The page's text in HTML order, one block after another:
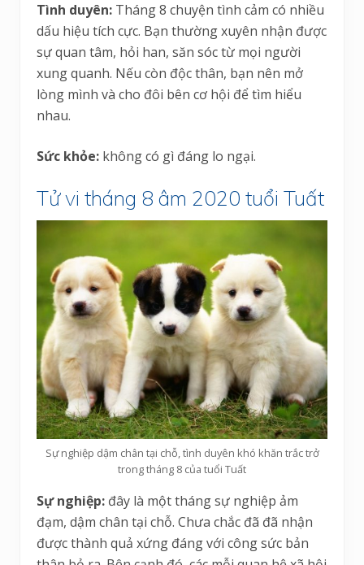
Tình duyên: Tháng 8 chuyện tình cảm có nhiều
dấu hiệu tích cực. Bạn thường xuyên nhận được
sự quan tâm, hỏi han, săn sóc từ mọi người
xung quanh. Nếu còn độc thân, bạn nên mở
lòng mình và cho đôi bên cơ hội để tìm hiểu
nhau.
Sức khỏe: không có gì đáng lo ngại.
Tử vi tháng 8 âm 2020 tuổi Tuất
Sự nghiệp dậm chân tại chỗ, tình duyên khó khăn trắc trở
trong tháng 8 của tuổi Tuất
Sự nghiệp: đây là một tháng sự nghiệp ảm
đạm, dậm chân tại chỗ. Chưa chắc đã đã nhận
được thành quả xứng đáng với công sức bản